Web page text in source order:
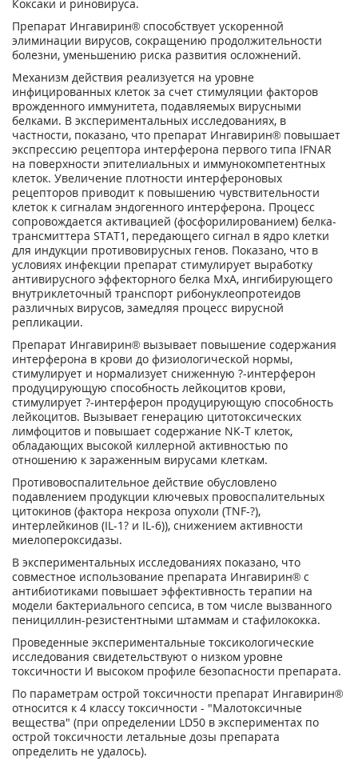
Коксаки и риновируса.
Препарат Ингавирин® способствует ускоренной
элиминации вирусов, сокращению продолжительности
болезни, уменьшению риска развития осложнений.
Механизм действия реализуется на уровне
инфицированных клеток за счет стимуляции факторов
врожденного иммунитета, подавляемых вирусными
белками. В экспериментальных исследованиях, в
частности, показано, что препарат Ингавирин® повышает
экспрессию рецептора интерферона первого типа IFNAR
на поверхности эпителиальных и иммунокомпетентных
клеток. Увеличение плотности интерфероновых
рецепторов приводит к повышению чувствительности
клеток к сигналам эндогенного интерферона. Процесс
сопровождается активацией (фосфорилированием) белка-
трансмиттера STAT1, передающего сигнал в ядро клетки
для индукции противовирусных генов. Показано, что в
условиях инфекции препарат стимулирует выработку
антивирусного эффекторного белка МхА, ингибирующего
внутриклеточный транспорт рибонуклеопротеидов
различных вирусов, замедляя процесс вирусной
репликации.
Препарат Ингавирин® вызывает повышение содержания
интерферона в крови до физиологической нормы,
стимулирует и нормализует сниженную ?-интерферон
продуцирующую способность лейкоцитов крови,
стимулирует ?-интерферон продуцирующую способность
лейкоцитов. Вызывает генерацию цитотоксических
лимфоцитов и повышает содержание NK-T клеток,
обладающих высокой киллерной активностью по
отношению к зараженным вирусами клеткам.
Противовоспалительное действие обусловлено
подавлением продукции ключевых провоспалительных
цитокинов (фактора некроза опухоли (TNF-?),
интерлейкинов (IL-1? и IL-6)), снижением активности
миелопероксидазы.
В экспериментальных исследованиях показано, что
совместное использование препарата Ингавирин® с
антибиотиками повышает эффективность терапии на
модели бактериального сепсиса, в том числе вызванного
пенициллин-резистентными штаммам и стафилококка.
Проведенные экспериментальные токсикологические
исследования свидетельствуют о низком уровне
токсичности И высоком профиле безопасности препарата.
По параметрам острой токсичности препарат Ингавирин®
относится к 4 классу токсичности - "Малотоксичные
вещества" (при определении LD50 в экспериментах по
острой токсичности летальные дозы препарата
определить не удалось).